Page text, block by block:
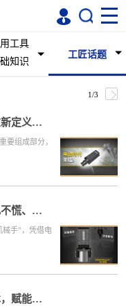
工具
知识
工匠话题
1/3
从气动到电动：米思米如何用标准化重新定义夹爪？
要组成部分，
米思米带抱闸型平行型电动夹爪：断电不慌、稳赢全场
械手”，凭借电
米思米代理商招募：携手电动夹爪技术，赋能制造业升级